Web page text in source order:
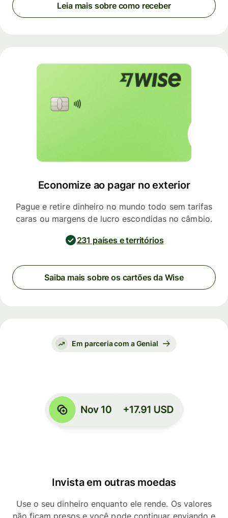
Leia mais sobre como receber
Economize ao pagar no exterior
Pague e retire dinheiro no mundo todo sem tarifas
caras ou margens de lucro escondidas no câmbio.
231 países e territórios
Saiba mais sobre os cartões da Wise
Em parceria com a Genial
Invista em outras moedas
Use o seu dinheiro enquanto ele rende. Os valores